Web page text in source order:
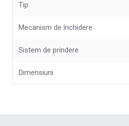
Tip
Mecanism de închidere
Sistem de prindere
Dimensiuni